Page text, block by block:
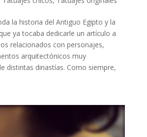
la historia del Antiguo Egipto y la
ya tocaba dedicarle un artículo a
relacionados con personajes,
arquitectónicos muy
distintas dinastías. Como siempre,